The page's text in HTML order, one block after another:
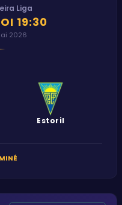
Liga
19:30
2026
Estoril